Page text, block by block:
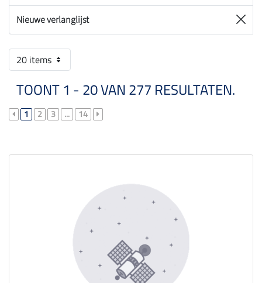
Nieuwe verlanglijst
20 items
TOONT 1 - 20 VAN 277 RESULTATEN.
1 2 3 ... 14